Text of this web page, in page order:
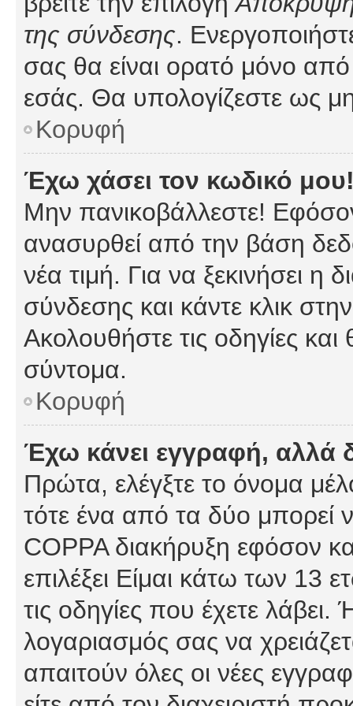
της σύνδεσης.
σας θα είναι ορατό μόνο από
εσάς. Θα υπολογίζεστε ως
Κορυφή
Έχω χάσει τον κωδικό
Μην πανικοβάλλεστε!
ανασυρθεί από την βάση
νέα τιμή. Για να ξεκινήσει η
σύνδεσης και κάντε κλικ
Ακολουθήστε τις οδηγίες
σύντομα.
Κορυφή
Έχω κάνει εγγραφή,
Πρώτα, ελέγξτε το όνομα
τότε ένα από τα δύο μπορεί
COPPA διακήρυξη εφόσον
επιλέξει Είμαι κάτω των 13
τις οδηγίες που έχετε λάβει.
λογαριασμός σας να
απαιτούν όλες οι νέες